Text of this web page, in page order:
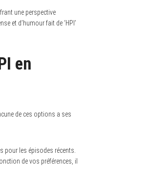
une perspective
et d’humour fait de ‘HPI’
en
de ces options a ses
pour les épisodes récents.
de vos préférences, il